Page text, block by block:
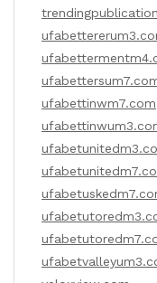
ufabettinwm7.com